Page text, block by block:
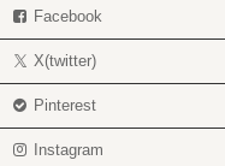
Facebook
X(twitter)
Pinterest
Instagram